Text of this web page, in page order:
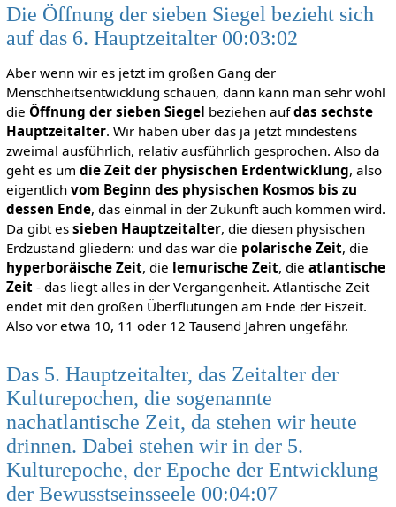
Die Öffnung der sieben Siegel bezieht sich
auf das 6. Hauptzeitalter 00:03:02
Aber wenn wir es jetzt im großen Gang der
Menschheitsentwicklung schauen, dann kann man sehr wohl
die Öffnung der sieben Siegel beziehen aufdas sechste
Hauptzeitalter. Wir haben über das ja jetzt mindestens
zweimal ausführlich, relativ ausführlich gesprochen. Also da
geht es um die Zeit der physischen Erdentwicklung, also
eigentlich vom Beginn des physischen Kosmos bis zu
dessen Ende, das einmal in der Zukunft auch kommen wird.
Da gibt es sieben Hauptzeitalter, die diesen physischen
Erdzustand gliedern: und das war die polarische Zeit, die
hyperboräische Zeit, die lemurische Zeit, die atlantische
Zeit- das liegt alles in der Vergangenheit. Atlantische Zeit
endet mit den großen Überflutungen am Ende der Eiszeit.
Also vor etwa 10, 11 oder 12 Tausend Jahren ungefähr.
Das 5. Hauptzeitalter, das Zeitalter der
Kulturepochen, die sogenannte
nachatlantische Zeit, da stehen wir heute
drinnen. Dabei stehen wir in der 5.
Kulturepoche, der Epoche der Entwicklung
der Bewusstseinsseele 00:04:07